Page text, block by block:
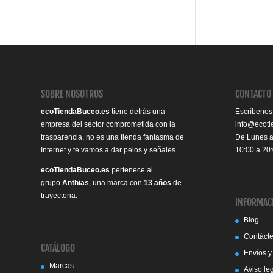
SOBRE NOSOTROS
ecoTiendaBuceo.es tiene detrás una
empresa del sector comprometida con la
trasparencia, no es una tienda fantasma de
Internet y te vamos a dar pelos y señales.
ecoTiendaBuceo.es pertenece al
grupoAnthias, una marca con13 años de
trayectoria.
CATÁLOGO
Marcas
CONTACTO
De Lunes
10:00 a
Blog
Envíos
Aviso